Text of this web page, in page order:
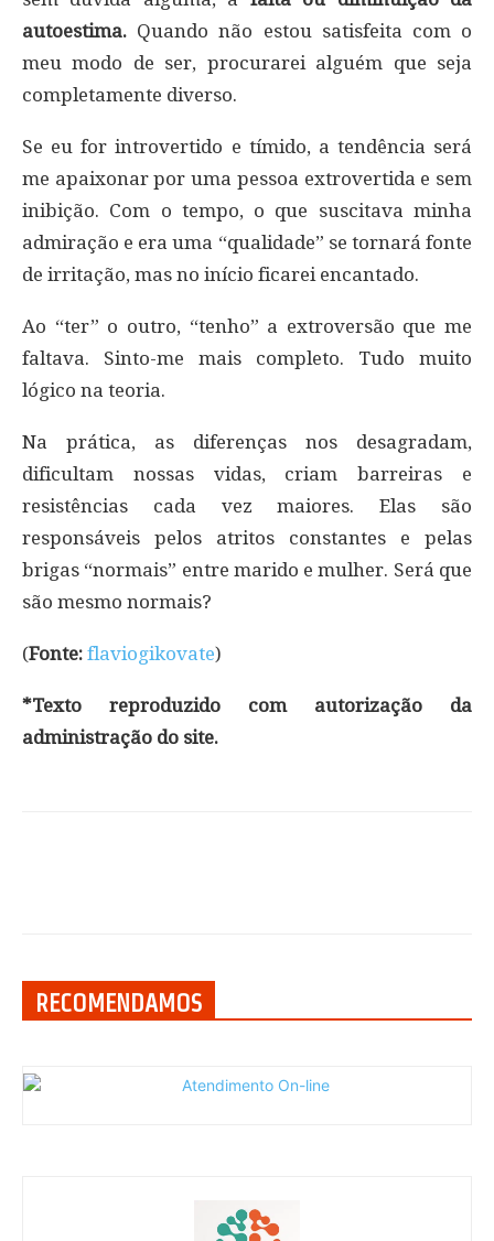
autoestima. Quando não estou satisfeita com o
meu modo de ser, procurarei alguém que seja
completamente diverso.
Se eu for introvertido e tímido, a tendência será
me apaixonar por uma pessoa extrovertida e sem
inibição. Com o tempo, o que suscitava minha
admiração e era uma “qualidade” se tornará fonte
de irritação, mas no início ficarei encantado.
Ao “ter” o outro, “tenho” a extroversão que me
faltava. Sinto-me mais completo. Tudo muito
lógico na teoria.
Na prática, as diferenças nos desagradam,
dificultam nossas vidas, criam barreiras e
resistências cada vez maiores. Elas são
responsáveis pelos atritos constantes e pelas
brigas “normais” entre marido e mulher. Será que
são mesmo normais?
(Fonte: flaviogikovate)
*Texto reproduzido com autorização da
administração do site.
RECOMENDAMOS